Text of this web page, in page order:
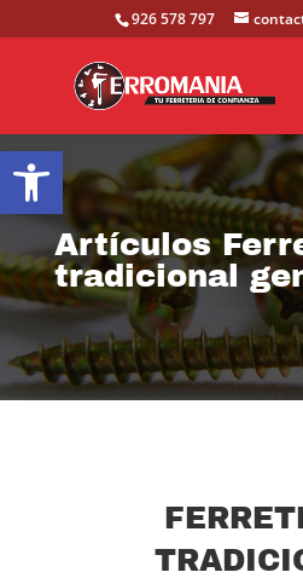
Abrir barra de herramientas
926 578 797
Artículos
tradicional